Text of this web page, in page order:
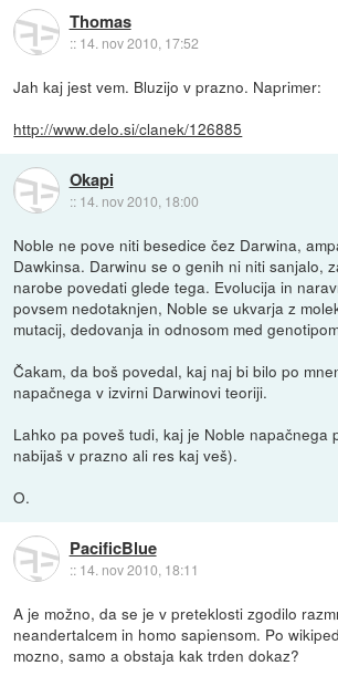
Thomas
:: 14. nov 2010, 17:52
Jah kaj jest vem. Bluzijo v prazno. Naprimer:
http://www.delo.si/clanek/126885
Okapi
:: 14. nov 2010, 18:00
Noble ne pove niti besedice čez Darwina,
Dawkinsa. Darwinu se o genih ni niti sanjalo,
narobe povedati glede tega. Evolucija in
povsem nedotaknjen, Noble se ukvarja z
mutacij, dedovanja in odnosom med
Čakam, da boš povedal, kaj naj bi bilo po
napačnega v izvirni Darwinovi teoriji.
Lahko pa poveš tudi, kaj je Noble napačnega
nabijaš v prazno ali res kaj veš).
O.
PacificBlue
:: 14. nov 2010, 18:11
A je možno, da se je v preteklosti zgodilo
neandertalcem in homo sapiensom. Po
mozno, samo a obstaja kak trden dokaz?